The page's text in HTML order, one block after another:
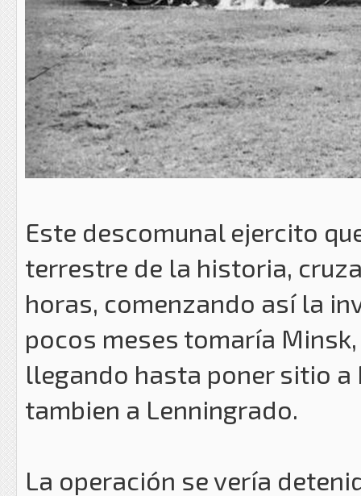
Este descomunal ejercito
terrestre de la historia,
horas, comenzando así la
pocos meses tomaría
llegando hasta poner sitio a
tambien a Lenningrado.
La operación se vería